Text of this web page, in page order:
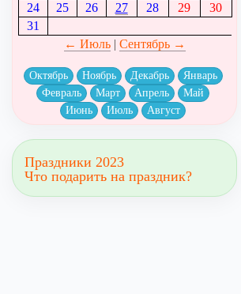
24
25 26 27 28 29
30
31
← Июль| Сентябрь →
Октябрь Ноябрь Декабрь
Январь
Февраль
Март Апрель
Май
Июнь
Июль Август
Праздники 2023
Что подарить на праздник?